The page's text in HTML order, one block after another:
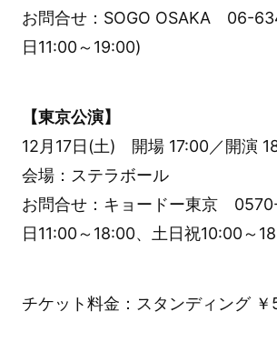
お問合せ：SOGO OSAKA 06-
日11:00～19:00)
【東京公演】
12月17日(土) 開場 17:00／開演
会場：ステラボール
お問合せ：キョードー東京
日11:00～18:00、土日祝10:00～
チケット料金：スタンディング